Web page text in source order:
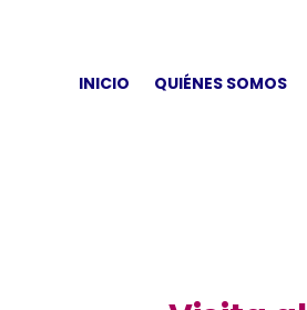
INICIO
QUIÉNES SOMOS